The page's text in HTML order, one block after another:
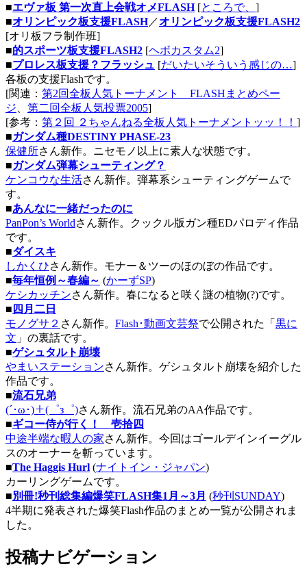
■エヴァ板 第一次直上会戦オメFLASH[ところで、 ]
■オリンピック板支援FLASH／オリンピック板支援FLASH2
[オリ板フラ制作班]
■的スポーツ板支援FLASH2 [ヘボカスタム2]
■プロレス板支援？フラッシュ [だいたいそういう感じの…]
各板の支援Flashです。
[関連： 第2回全板人気トーナメント FLASHまとめペー
ジ
第二回全板人気投票2005]
[参考： 第２回 ２ちゃんねる全板人気トーナメントッッ！！ ]
■ガンダム種DESTINY PHASE-23
保健所さん新作。ニセモノ以上に素人な状態です。
■ガンダム弾幕シューティング？
ケンコウな生活さん新作。弾幕系シューティングゲームで
す。
■あんなに一緒だったのに
PanPon’s Worldさん新作。クックル版ガン種EDパロディ作品
です。
■ダイスキ
しかくひさん新作。モナー＆ツーのほのぼの作品です。
■毎年恒例～春編～ (かーずSP)
ケシカッチンさん新作。春になると咲く謎の植物(?)です。
■ 四月二日
モノグサ２ さん新作。 Flash･動画文芸祭で公開された「 黒に
文 」の裏話です。
■ゲシュタルト崩壊
やまいステーションさん新作。ゲシュタルト崩壊を紹介した
作品です。
■流石兄弟
(´･ω･)＋(゜з゜)さん新作。流石兄弟のAA作品です。
■ギコー侍が行く！ 壱拾四
中途半端な暇人の家さん新作。今回はゴールデインイーグル
スのオーナーを斬っています。
■The Haggis Hurl (ナイトイン・ジャパン)
カーリングゲームです。
■別冊!秒刊総集編爆笑FLASH集1月～3月 (秒刊SUNDAY)
4半期に発表された爆笑Flash作品のまとめ一覧が公開されま
した。
投稿ナビゲーション